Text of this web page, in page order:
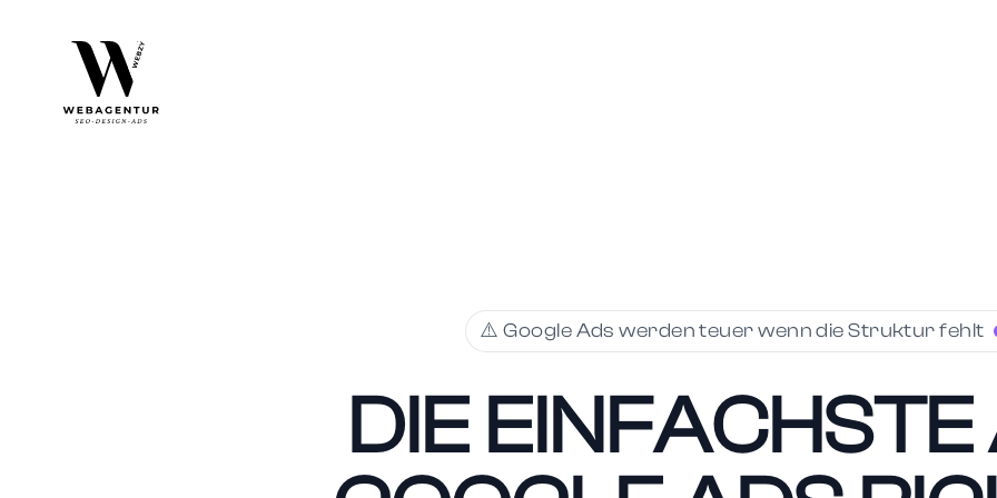
⚠️ Google Ads werden teuer wenn die Struktur fehlt
DIE